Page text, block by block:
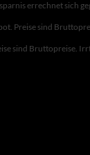
errechnet sich
Preise sind
sind Bruttopreise.